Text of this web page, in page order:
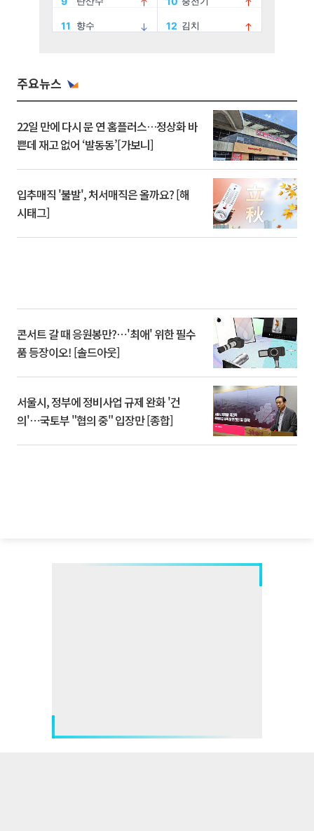
주요뉴스
22일 만에 다시 문 연 홈플러스…정상화 바
쁜데 재고 없어 ‘발동동’[가보니]
입추매직 '불발', 처서매직은 올까요? [해
시태그]
콘서트 갈 때 응원봉만?⋯'최애' 위한 필수
품 등장이오! [솔드아웃]
서울시, 정부에 정비사업 규제 완화 '건
의'⋯국토부 "협의 중" 입장만 [종합]